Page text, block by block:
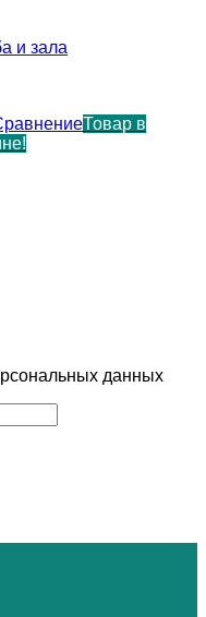
и зала
Товар в
данных